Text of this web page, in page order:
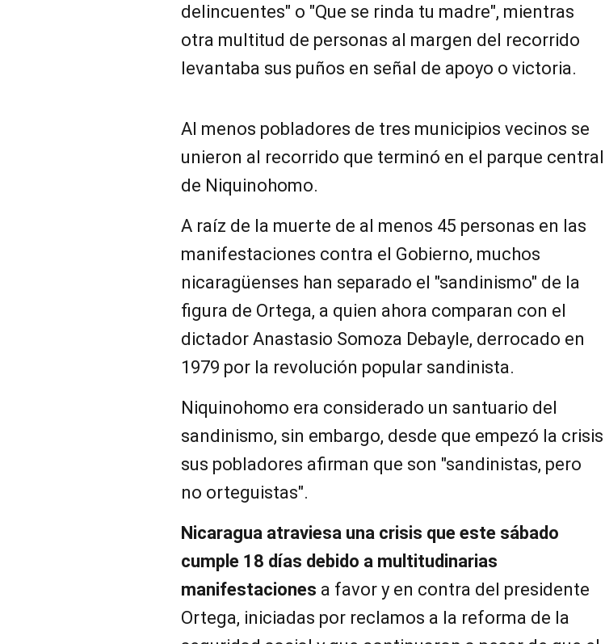
delincuentes" o "Que se rinda tu madre", mientras
otra multitud de personas al margen del recorrido
levantaba sus puños en señal de apoyo o victoria.
Al menos pobladores de tres municipios vecinos se
unieron al recorrido que terminó en el parque central
de Niquinohomo.
A raíz de la muerte de al menos 45 personas en las
manifestaciones contra el Gobierno, muchos
nicaragüenses han separado el "sandinismo" de la
figura de Ortega, a quien ahora comparan con el
dictador Anastasio Somoza Debayle, derrocado en
1979 por la revolución popular sandinista.
Niquinohomo era considerado un santuario del
sandinismo, sin embargo, desde que empezó la crisis
sus pobladores afirman que son "sandinistas, pero
no orteguistas".
Nicaragua atraviesa una crisis que este sábado
cumple 18 días debido a multitudinarias
manifestaciones a favor y en contra del presidente
Ortega, iniciadas por reclamos a la reforma de la